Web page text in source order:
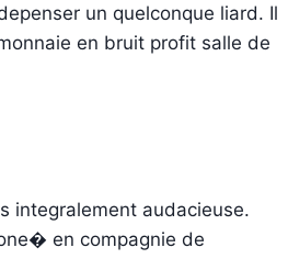
un quelconque liard. Il
en bruit profit salle de
integralement audacieuse.
en compagnie de